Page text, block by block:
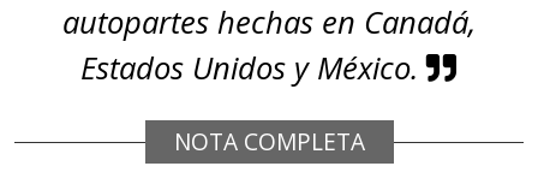
autopartes hechas en Canadá,
Estados Unidos y México.
NOTA COMPLETA